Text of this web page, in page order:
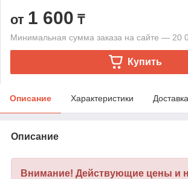
от 1 600 ₸
Минимальная сумма заказа на сайте — 20
Купить
Описание Характеристики Доставка
Описание
Внимание! Действующие цены и